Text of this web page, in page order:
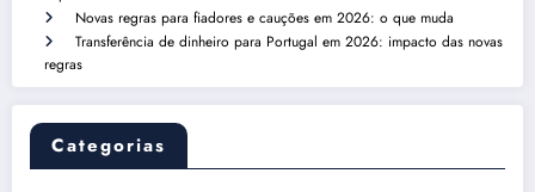
Novas regras para fiadores e cauções em 2026: o que muda
Transferência de dinheiro para Portugal em 2026: impacto das novas
regras
Categorias